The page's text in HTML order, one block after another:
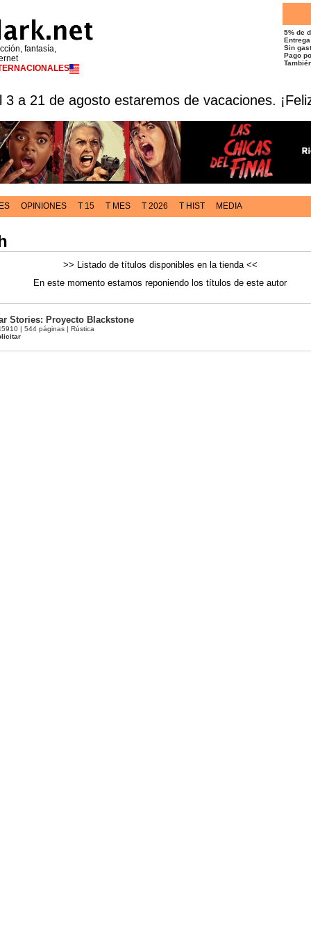
fantasía,
5% de
Sin
Pago
3 a 21 de agosto estaremos de vacaciones.
OPINIONES T 15 T MES T 2026 T HIST MEDIA
>> Listado de títulos disponibles en la tienda <<
En este momento estamos reponiendo los títulos de este autor
Stories: Proyecto Blackstone
| 544 páginas | Rústica